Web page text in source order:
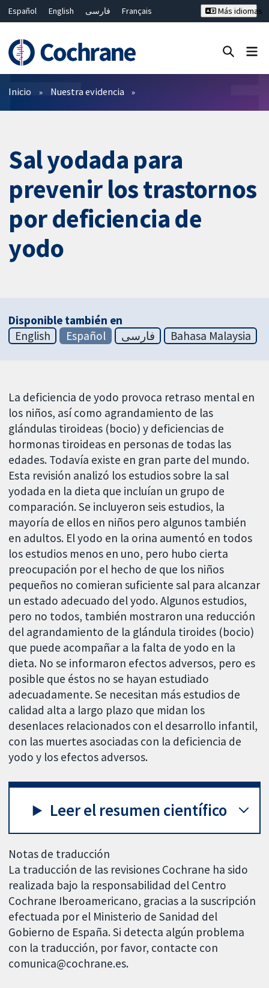
Español English فارسی
Français
Bahasa Malaysia
ไทย 繁體中文
Más idiomas
Filtros
Inicio Nuestra evidencia
Sal yodada para
prevenir los trastornos
por deficiencia de
yodo
Disponible también en
English
Español فارسی Bahasa Malaysia
La deficiencia de yodo provoca retraso mental en
los niños, así como agrandamiento de las
glándulas tiroideas (bocio) y deficiencias de
hormonas tiroideas en personas de todas las
edades. Todavía existe en gran parte del mundo.
Esta revisión analizó los estudios sobre la sal
yodada en la dieta que incluían un grupo de
comparación. Se incluyeron seis estudios, la
mayoría de ellos en niños pero algunos también
en adultos. El yodo en la orina aumentó en todos
los estudios menos en uno, pero hubo cierta
preocupación por el hecho de que los niños
pequeños no comieran suficiente sal para alcanzar
un estado adecuado del yodo. Algunos estudios,
pero no todos, también mostraron una reducción
del agrandamiento de la glándula tiroides (bocio)
que puede acompañar a la falta de yodo en la
dieta. No se informaron efectos adversos, pero es
posible que éstos no se hayan estudiado
adecuadamente. Se necesitan más estudios de
calidad alta a largo plazo que midan los
desenlaces relacionados con el desarrollo infantil,
con las muertes asociadas con la deficiencia de
yodo y los efectos adversos.
Leer el resumen científico
Notas de traducción
La traducción de las revisiones Cochrane ha sido
realizada bajo la responsabilidad del Centro
Cochrane Iberoamericano, gracias a la suscripción
efectuada por el Ministerio de Sanidad del
Gobierno de España. Si detecta algún problema
con la traducción, por favor, contacte con
comunica@cochrane.es.